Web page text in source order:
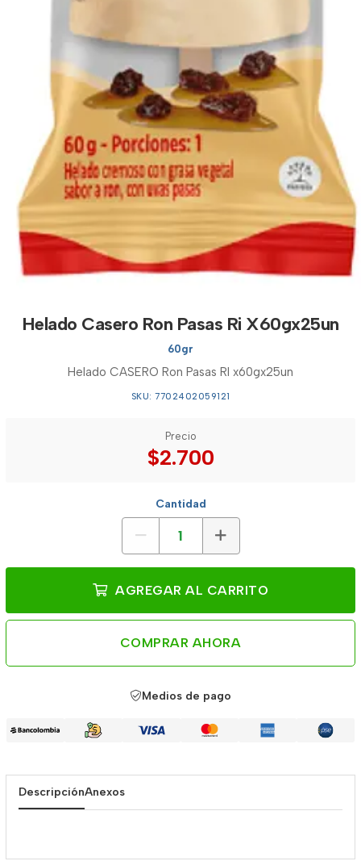
Helado Casero Ron Pasas Ri X60gx25un
60gr
Helado CASERO Ron Pasas RI x60gx25un
SKU: 7702402059121
Precio
$2.700
Cantidad
AGREGAR AL CARRITO
COMPRAR AHORA
Medios de pago
DescripciónAnexos